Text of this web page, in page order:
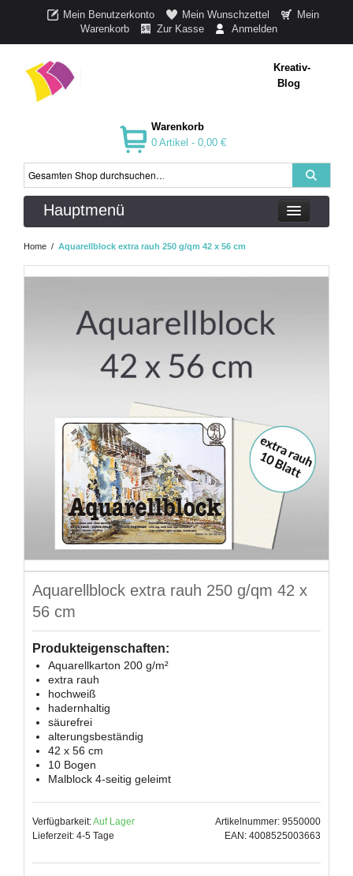
Mein Benutzerkonto Mein Wunschzettel
Mein
Warenkorb
Zur Kasse Anmelden
Kreativ-
Blog
Warenkorb
0 Artikel - 0,00 €
Hauptmenü
Home / Aquarellblock extra rauh 250 g/qm 42 x 56 cm
Aquarellblock extra rauh 250 g/qm 42 x
56 cm
Produkteigenschaften:
Aquarellkarton 200 g/m²
extra rauh
hochweiß
hadernhaltig
säurefrei
alterungsbeständig
42 x 56 cm
10 Bogen
Malblock 4-seitig geleimt
Verfügbarkeit:Auf Lager
Lieferzeit: 4-5 Tage
Artikelnummer: 9550000
EAN: 4008525003663